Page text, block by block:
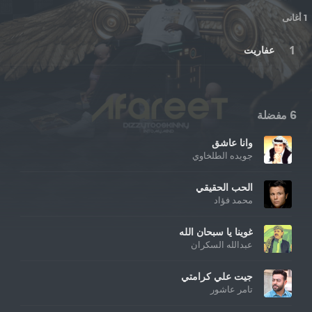
1 أغانى
عفاريت
6 مفضلة
وانا عاشق
جويده الطلخاوي
الحب الحقيقي
محمد فؤاد
غوينا يا سبحان الله
عبدالله السكران
جيت علي كرامتي
تامر عاشور